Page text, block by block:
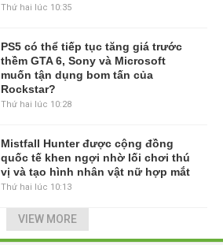
Thứ hai lúc 10:35
PS5 có thể tiếp tục tăng giá trước
thềm GTA 6, Sony và Microsoft
muốn tận dụng bom tấn của
Rockstar?
Thứ hai lúc 10:28
Mistfall Hunter được cộng đồng
quốc tế khen ngợi nhờ lối chơi thú
vị và tạo hình nhân vật nữ hợp mắt
Thứ hai lúc 10:13
VIEW MORE